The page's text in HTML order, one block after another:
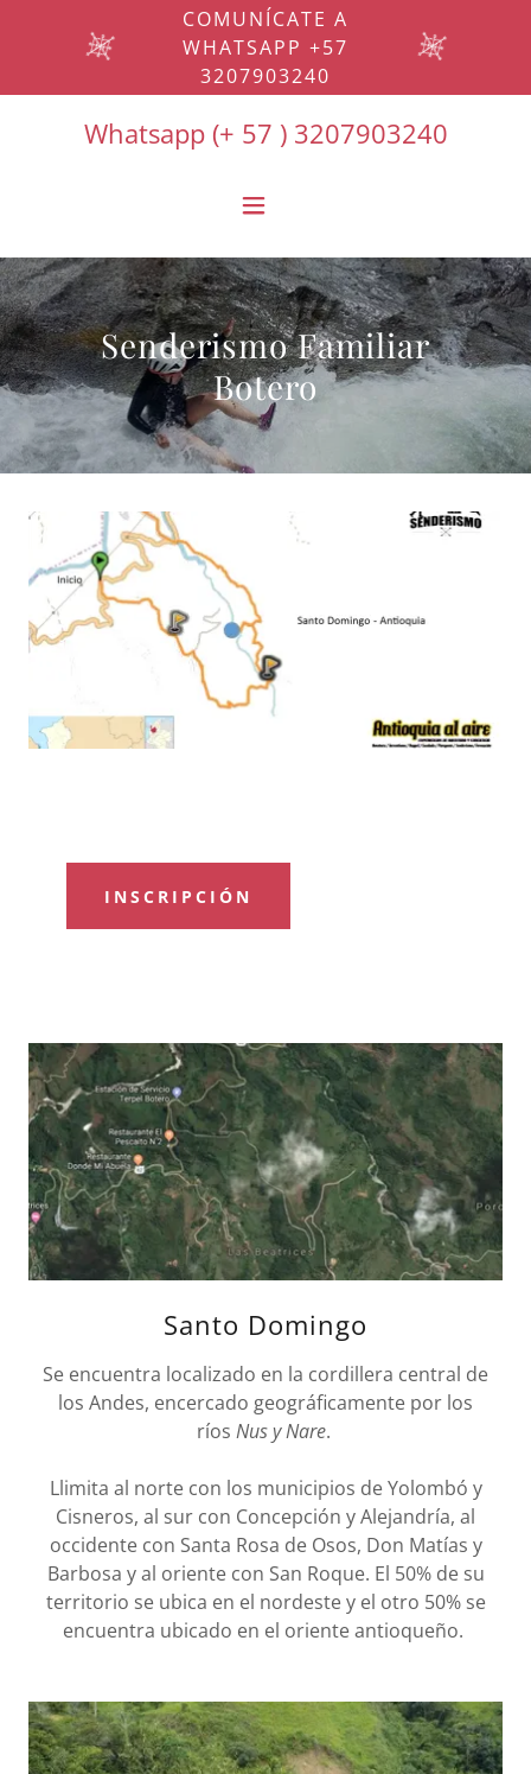
COMUNÍCATE A
WHATSAPP +57
3207903240
Whatsapp (+ 57 ) 3207903240
Senderismo Familiar
Botero
INSCRIPCIÓN
Santo Domingo
Se encuentra localizado en la cordillera central de
los Andes, encercado geográficamente por los
ríos Nus y Nare.
Llimita al norte con los municipios de Yolombó y
Cisneros, al sur con Concepción y Alejandría, al
occidente con Santa Rosa de Osos, Don Matías y
Barbosa y al oriente con San Roque. El 50% de su
territorio se ubica en el nordeste y el otro 50% se
encuentra ubicado en el oriente antioqueño.